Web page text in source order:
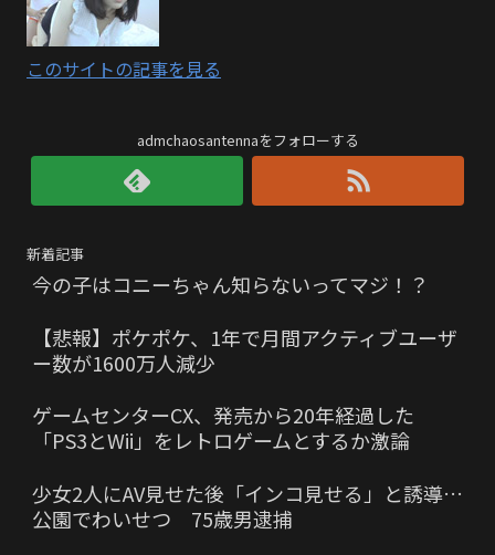
このサイトの記事を見る
admchaosantennaをフォローする
新着記事
今の子はコニーちゃん知らないってマジ！？
【悲報】ポケポケ、1年で月間アクティブユーザ
ー数が1600万人減少
ゲームセンターCX、発売から20年経過した
「PS3とWii」をレトロゲームとするか激論
少女2人にAV見せた後「インコ見せる」と誘導…
公園でわいせつ 75歳男逮捕